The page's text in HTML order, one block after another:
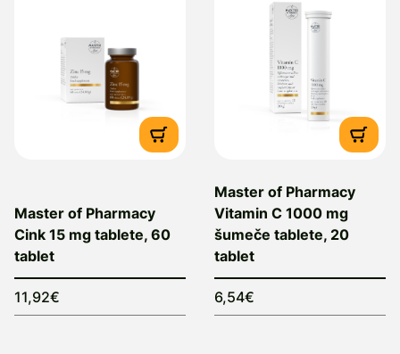
Master of Pharmacy
Cink 15 mg tablete, 60
tablet
11,92€
Master of Pharmacy
Vitamin C 1000 mg
šumeče tablete, 20
tablet
6,54€